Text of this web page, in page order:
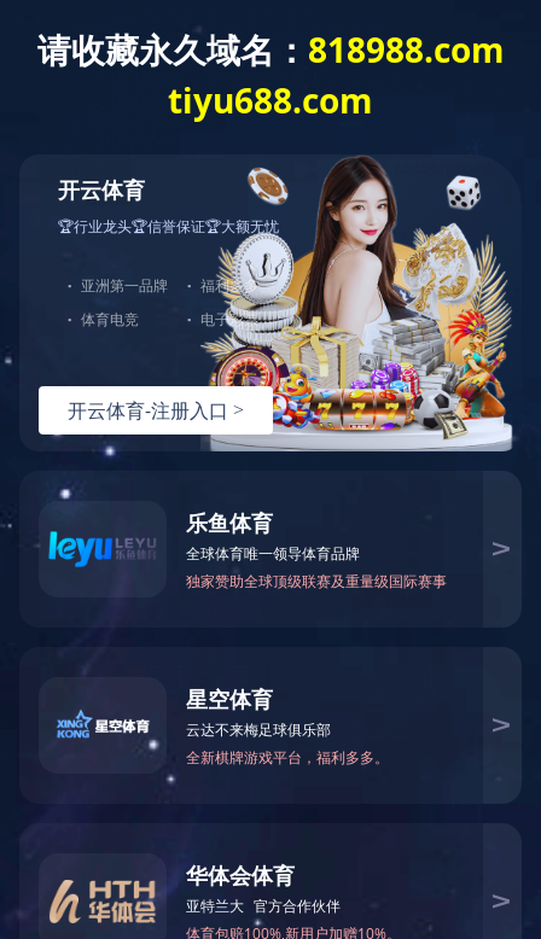
皖南高效电机 皖南高压电机 产品中
365WMSPORTS网页版登录入口
关键词： 皖南电机 电机生产厂家 高效节能电机 高压电机 三相异
当前位置： 首页 »全站搜索» 搜索：《国家工业节能技术装备推荐目录》
[皖南资讯]皖南电机YE3、YBX3系列产品 入选《国家工业节能技术装备推荐目录》
为促进节能高效产品的推广应用，引导和推动生产与消费方式的转变，工信部于近
（2017）》目录。 公司生产的YE3系列超高效三相异步电动机、YBX3系列高效率
阅读（526）